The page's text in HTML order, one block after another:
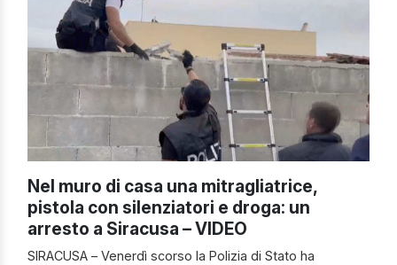
Nel muro di casa una mitragliatrice,
pistola con silenziatori e droga: un
arresto a Siracusa – VIDEO
SIRACUSA – Venerdì scorso la Polizia di Stato ha